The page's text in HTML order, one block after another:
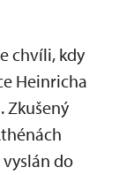
chvíli, kdy
Heinricha
Zkušený
do